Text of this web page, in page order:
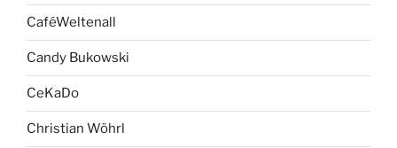
CaféWeltenall
Candy Bukowski
CeKaDo
Christian Wöhrl